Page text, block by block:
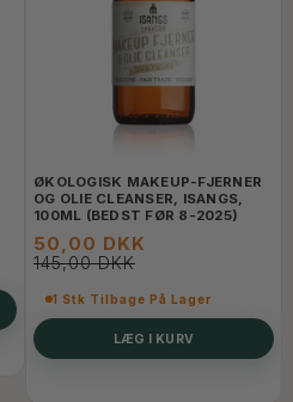
ØKOLOGISK MAKEUP-FJERNER
OG OLIE CLEANSER, ISANGS,
100ML (BEDST FØR 8-2025)
50,00 DKK
145,00 DKK
1 Stk Tilbage På Lager
LÆG I KURV